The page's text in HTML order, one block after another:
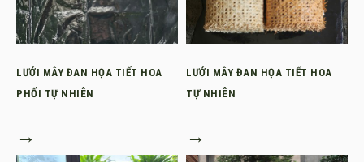
LƯỚI MÂY ĐAN HỌA TIẾT HOA
PHỐI TỰ NHIÊN
→
LƯỚI MÂY ĐAN HỌA TIẾT HOA
TỰ NHIÊN
→